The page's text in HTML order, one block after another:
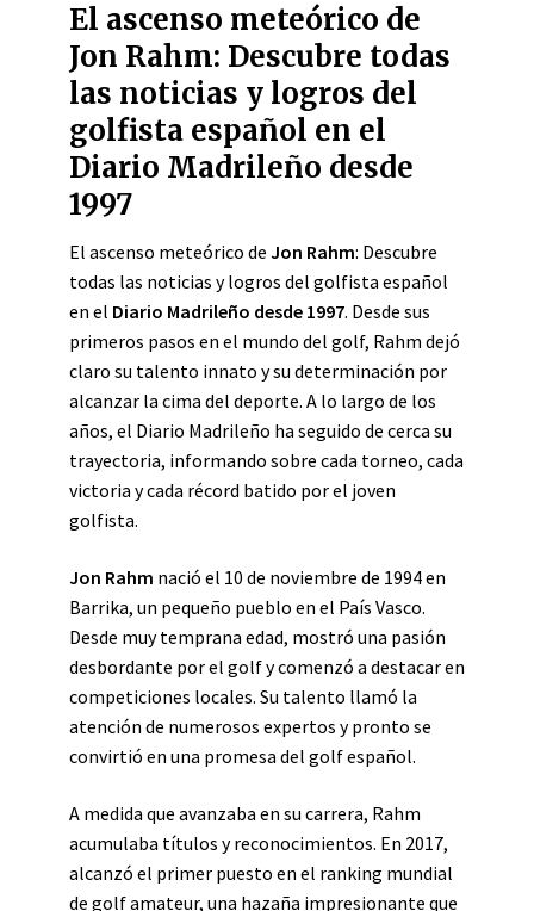
El ascenso meteórico de
Jon Rahm: Descubre todas
las noticias y logros del
golfista español en el
Diario Madrileño desde
1997
El ascenso meteórico de Jon Rahm: Descubre
todas las noticias y logros del golfista español
en el Diario Madrileño desde 1997. Desde sus
primeros pasos en el mundo del golf, Rahm dejó
claro su talento innato y su determinación por
alcanzar la cima del deporte. A lo largo de los
años, el Diario Madrileño ha seguido de cerca su
trayectoria, informando sobre cada torneo, cada
victoria y cada récord batido por el joven
golfista.
Jon Rahm nació el 10 de noviembre de 1994 en
Barrika, un pequeño pueblo en el País Vasco.
Desde muy temprana edad, mostró una pasión
desbordante por el golf y comenzó a destacar en
competiciones locales. Su talento llamó la
atención de numerosos expertos y pronto se
convirtió en una promesa del golf español.
A medida que avanzaba en su carrera, Rahm
acumulaba títulos y reconocimientos. En 2017,
alcanzó el primer puesto en el ranking mundial
de golf amateur, una hazaña impresionante que